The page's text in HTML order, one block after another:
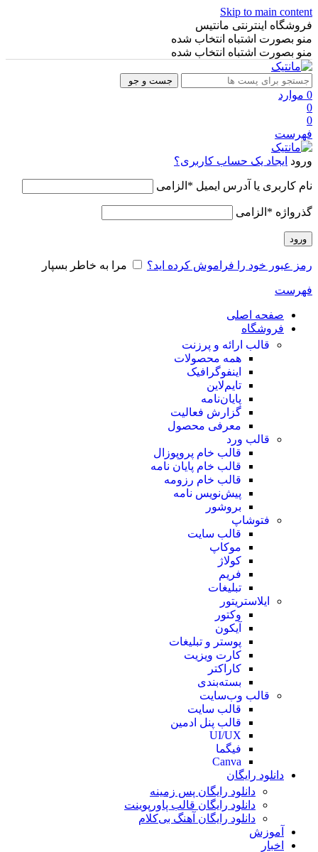
Skip to main content
فروشگاه اینترنتی مانتیس
منو بصورت اشتباه انتخاب شده
منو بصورت اشتباه انتخاب شده
جست و جو
0 موارد
0
0
فهرست
ورود ایجاد یک حساب کاربری؟
نام کاربری یا آدرس ایمیل * الزامی
گذرواژه * الزامی
ورود
رمز عبور خود را فراموش کرده اید؟ مرا به خاطر بسپار
فهرست
صفحه اصلی
فروشگاه
قالب ارائه و پرزنت
همه محصولات
اینفوگرافیک
تایم‌لاین
پایان‌نامه
گزارش فعالیت
معرفی محصول
قالب ورد
قالب خام پروپوزال
قالب خام پایان نامه
قالب خام رزومه
پیش‌نویس نامه
بروشور
فتوشاپ
قالب سایت
موکاپ
کولاژ
فریم
تبلیغات
ایلاستریتور
وکتور
آیکون
پوستر و تبلیغات
کارت ویزیت
کاراکتر
بسته‌بندی
قالب وب‌سایت
قالب‌ سایت
قالب پنل ادمین
UI/UX
فیگما
Canva
دانلود رایگان
دانلود رایگان پس زمینه
دانلود رایگان قالب‌ پاورپوینت
دانلود رایگان آهنگ بی‌کلام
آموزش
اخبار